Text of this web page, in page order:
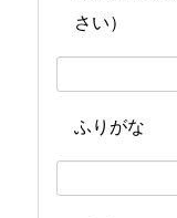
さい）
ふりがな